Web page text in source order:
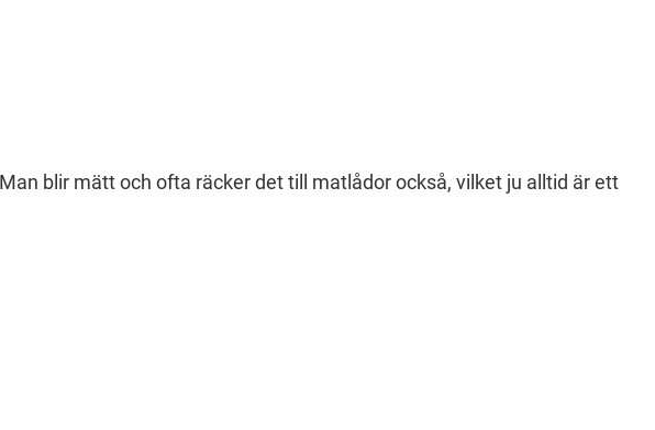
blir mätt och ofta räcker det till matlådor också, vilket ju alltid är ett